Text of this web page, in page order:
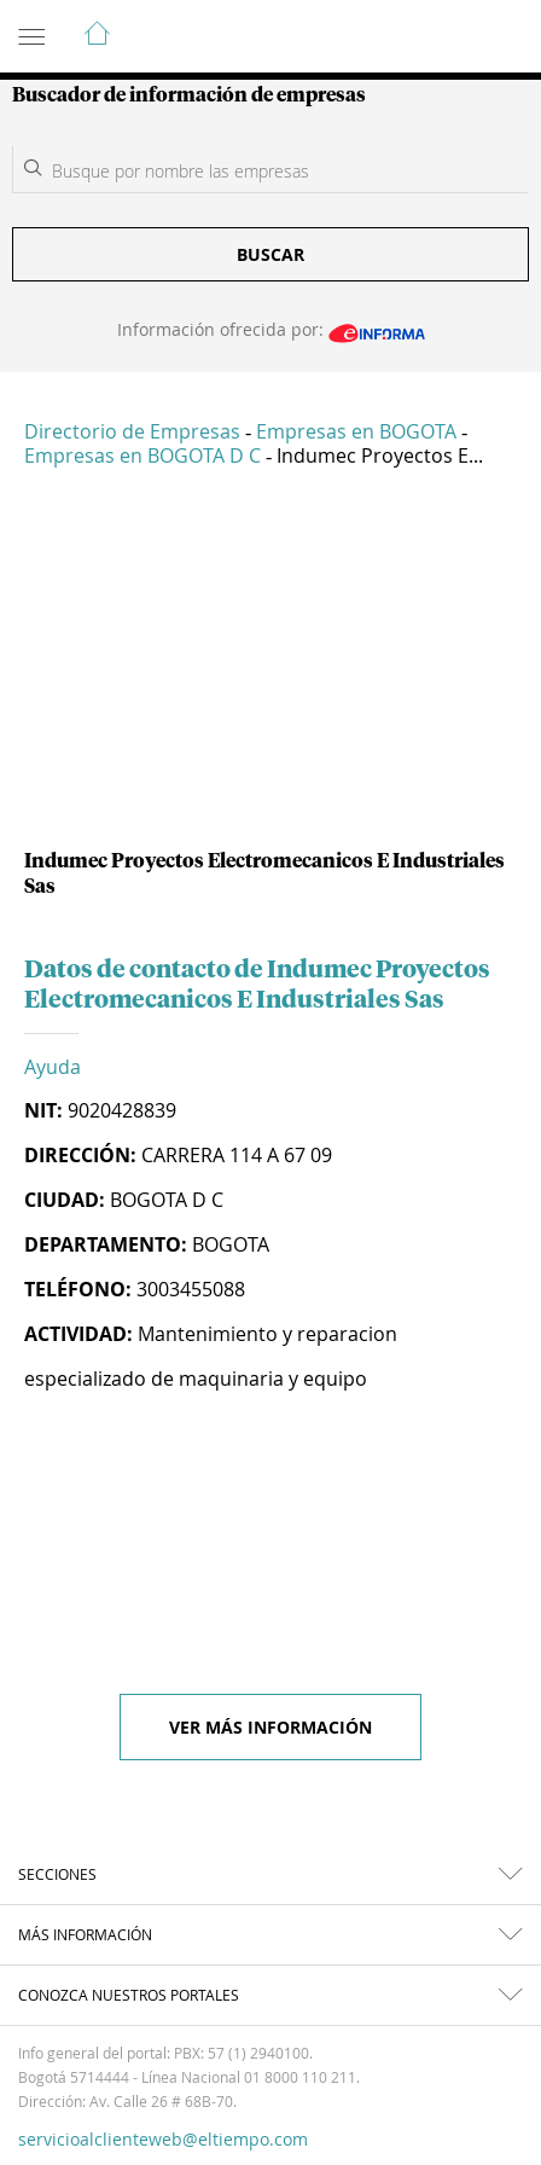
Guía de Empresas Colombianas
Buscador de información de empresas
BUSCAR
Información ofrecida por:
Directorio de Empresas - Empresas en BOGOTA -
Empresas en BOGOTA D C - Indumec Proyectos E...
Indumec Proyectos Electromecanicos E Industriales
Sas
Datos de contacto de Indumec Proyectos
Electromecanicos E Industriales Sas
Ayuda
NIT: 9020428839
DIRECCIÓN: CARRERA 114 A 67 09
CIUDAD: BOGOTA D C
DEPARTAMENTO: BOGOTA
TELÉFONO: 3003455088
ACTIVIDAD: Mantenimiento y reparacion
especializado de maquinaria y equipo
VER MÁS INFORMACIÓN
SECCIONES
MÁS INFORMACIÓN
CONOZCA NUESTROS PORTALES
Info general del portal: PBX: 57 (1) 2940100.
Bogotá 5714444 - Línea Nacional 01 8000 110 211.
Dirección: Av. Calle 26 # 68B-70.
servicioalclienteweb@eltiempo.com